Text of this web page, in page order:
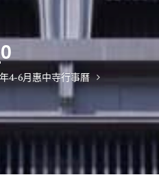
4-6月惠中寺行事曆